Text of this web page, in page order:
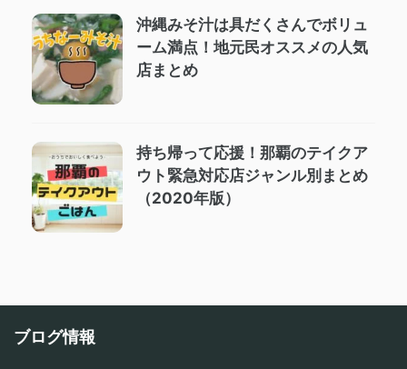
沖縄みそ汁は具だくさんでボリュ
ーム満点！地元民オススメの人気
店まとめ
持ち帰って応援！那覇のテイクア
ウト緊急対応店ジャンル別まとめ
（2020年版）
ブログ情報